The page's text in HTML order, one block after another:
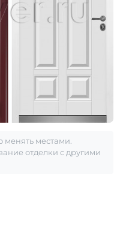
местами.
отделки с другими